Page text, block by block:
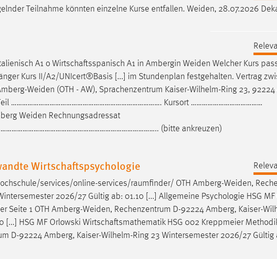
Teilnahme könnten einzelne Kurse entfallen. Weiden, 28.07.2026
A1 o Wirtschaftsspanisch A1 in Ambergin Weiden Welcher Kurs
Kurs II/A2/UNIcert®Basis [...] im Stundenplan festgehalten. Vertrag
Weiden (OTH - AW), Sprachenzentrum Kaiser-Wilhelm-Ring 23,
Teil ………………………………………………………………………. Kursort …………………………………
Weiden Rechnungsadressat
(bitte ankreuzen)
Wirtschaftspsychologie
services/online-services/raumfinder/ OTH Amberg-Weiden,
2026/27 Gültig ab: 01.10 [...] Allgemeine Psychologie HSG
Seite 1 OTH Amberg-Weiden, Rechenzentrum D-92224 Amberg, Kaiser-
[...] HSG MF Orlowski Wirtschaftsmathematik HSG 002 Kreppmeier
D-92224 Amberg, Kaiser-Wilhelm-Ring 23 Wintersemester 2026/27 Gültig
Media
diesen